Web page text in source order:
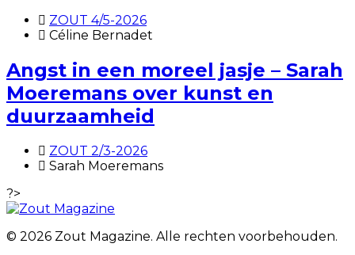
ZOUT 4/5-2026
Céline Bernadet
Angst in een moreel jasje – Sarah
Moeremans over kunst en
duurzaamheid
ZOUT 2/3-2026
Sarah Moeremans
?>
© 2026 Zout Magazine. Alle rechten voorbehouden.